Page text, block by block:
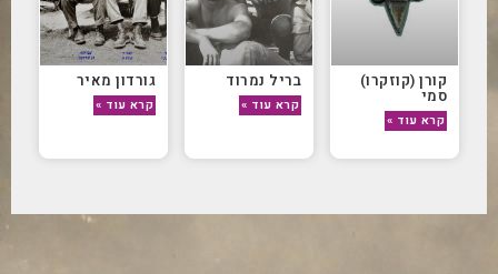
קורן (קוזקרו)
סמי
קרא עוד »
בריל נמרוד
קרא עוד »
גורדון מאיר
קרא עוד »